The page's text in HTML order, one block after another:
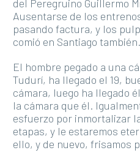
del Peregruino Guillermo
Ausentarse de los
pasando factura, y los
comió en Santiago también.
El hombre pegado a una
Tudurí, ha llegado el 19,
cámara, luego ha llegado
la cámara que él.
esfuerzo por inmortalizar
etapas, y le estaremos
ello, y de nuevo, frisamos